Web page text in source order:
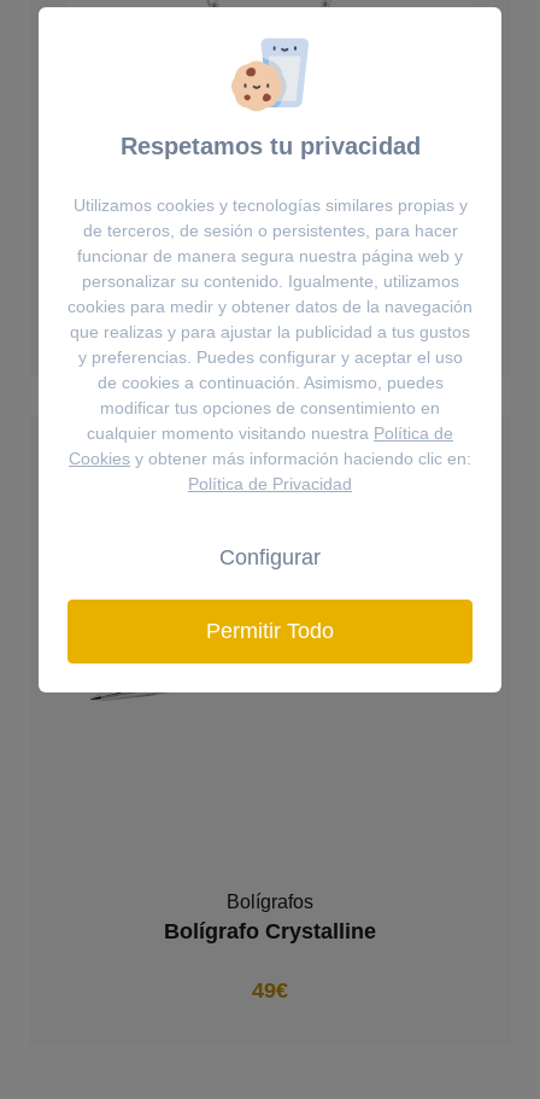
Collares
Colgante Ariana Grande x Swarovski
129€
Bolígrafos
Bolígrafo Crystalline
49€
Respetamos tu privacidad
Utilizamos cookies y tecnologías similares propias y
de terceros, de sesión o persistentes, para hacer
funcionar de manera segura nuestra página web y
personalizar su contenido. Igualmente, utilizamos
cookies para medir y obtener datos de la navegación
que realizas y para ajustar la publicidad a tus gustos
y preferencias. Puedes configurar y aceptar el uso
de cookies a continuación. Asimismo, puedes
modificar tus opciones de consentimiento en
cualquier momento visitando nuestra Política de
Cookies y obtener más información haciendo clic en:
Política de Privacidad
Configurar
Permitir Todo